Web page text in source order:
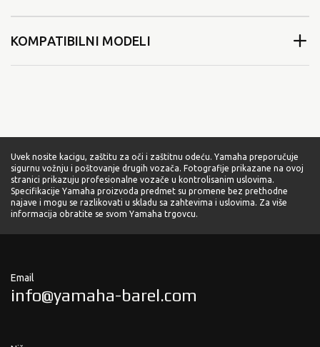
KOMPATIBILNI MODELI
Uvek nosite kacigu, zaštitu za oči i zaštitnu odeću. Yamaha preporučuje
sigurnu vožnju i poštovanje drugih vozača. Fotografije prikazane na ovoj
stranici prikazuju profesionalne vozače u kontrolisanim uslovima.
Specifikacije Yamaha proizvoda predmet su promene bez prethodne
najave i mogu se razlikovati u skladu sa zahtevima i uslovima. Za više
informacija obratite se svom Yamaha trgovcu.
Email
info@yamaha-barel.com